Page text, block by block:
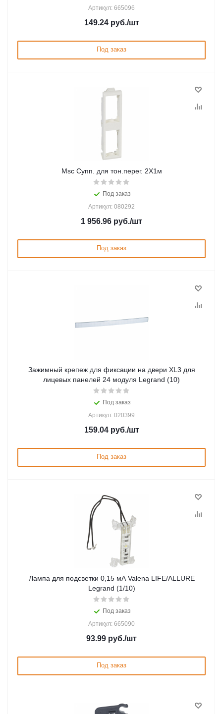
Артикул: 665096
149.24руб./шт
Под заказ
Msc Супп. для тон.перег. 2Х1м
Под заказ
Артикул: 080292
1 956.96 руб./шт
Под заказ
Зажимный крепеж для фиксации на двери XL3 для
лицевых панелей 24 модуля Legrand (10)
Под заказ
Артикул: 020399
159.04руб./шт
Под заказ
Лампа для подсветки 0,15 мА Valena LIFE/ALLURE
Legrand (1/10)
Под заказ
Артикул: 665090
93.99 руб./шт
Под заказ